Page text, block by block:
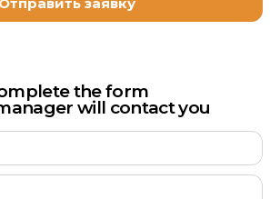
the form
will contact you